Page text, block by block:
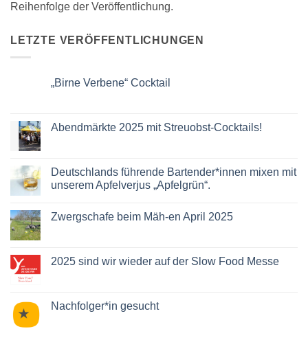
Reihenfolge der Veröffentlichung.
LETZTE VERÖFFENTLICHUNGEN
„Birne Verbene“ Cocktail
„Birne
Verbene“
Abendmärkte 2025 mit Streuobst-Cocktails!
Abendmärkte
2025
mit
Deutschlands führende Bartender*innen mixen mit
unserem Apfelverjus „Apfelgrün“.
zu
Deutschlands
mit
Zwergschafe beim Mäh-en April 2025
Zwergschafe
beim
2025
2025 sind wir wieder auf der Slow Food Messe
2025
sind
Nachfolger*in gesucht